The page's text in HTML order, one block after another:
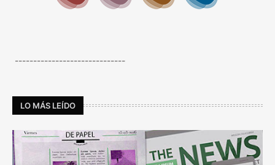
------------------------------
LO MÁS LEÍDO